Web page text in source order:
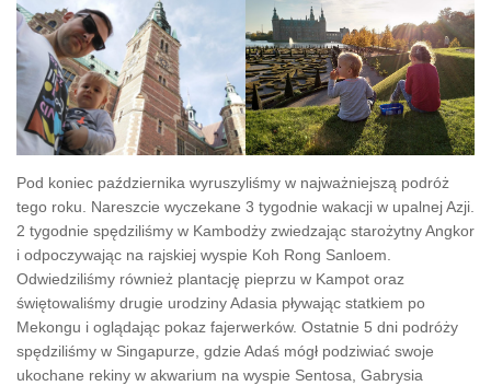
Pod koniec października wyruszyliśmy w najważniejszą podróż
tego roku. Nareszcie wyczekane 3 tygodnie wakacji w upalnej Azji.
2 tygodnie spędziliśmy w Kambodży zwiedzając starożytny Angkor
i odpoczywając na rajskiej wyspie Koh Rong Sanloem.
Odwiedziliśmy również plantację pieprzu w Kampot oraz
świętowaliśmy drugie urodziny Adasia pływając statkiem po
Mekongu i oglądając pokaz fajerwerków. Ostatnie 5 dni podróży
spędziliśmy w Singapurze, gdzie Adaś mógł podziwiać swoje
ukochane rekiny w akwarium na wyspie Sentosa, Gabrysia